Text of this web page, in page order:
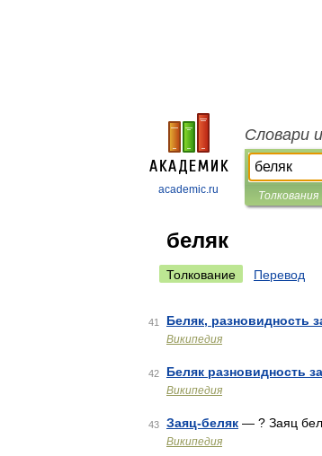
academic.ru
Словари
Толкования
беляк
Толкование Перевод
41 Беляк, разновидность
Википедия
42 Беляк разновидность
Википедия
43 Заяц-беляк — ? Заяц
Википедия